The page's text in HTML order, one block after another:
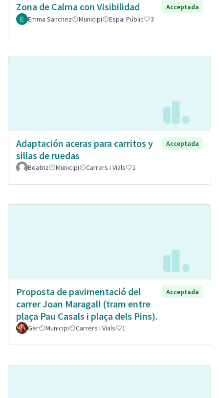
Zona de Calma con Visibilidad
Acceptada
Emma Sanchez
Municipi Espai Públic 3
Adaptación aceras para carritos y
sillas de ruedas
Acceptada
Beatriz Municipi Carrers i Vials 1
Proposta de pavimentació del
carrer Joan Maragall (tram entre
plaça Pau Casals i plaça dels Pins).
Acceptada
Ger Municipi Carrers i Vials 1